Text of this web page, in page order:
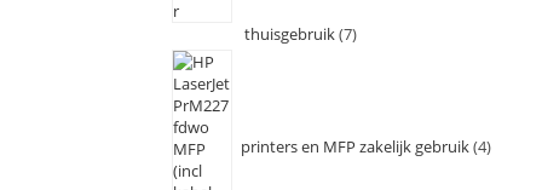
thuisgebruik 7
printers en MFP zakelijk gebruik 4